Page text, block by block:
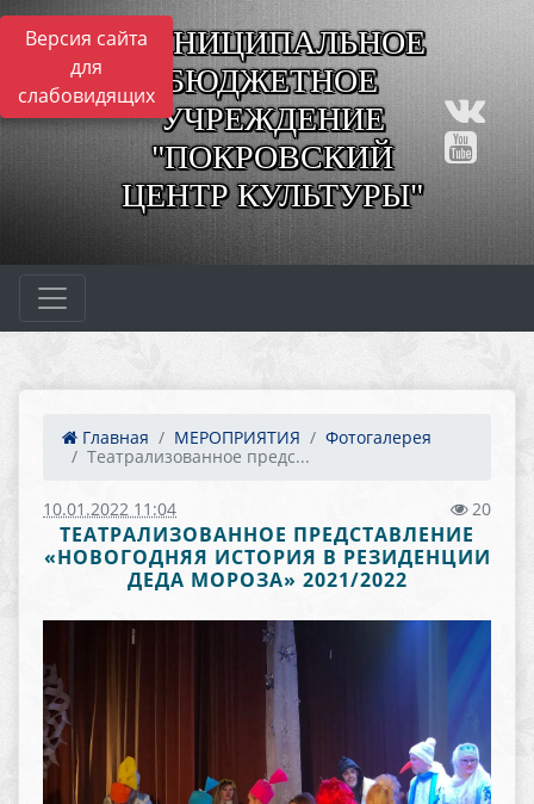
Версия сайта
для
слабовидящих
МУНИЦИПАЛЬНОЕ
БЮДЖЕТНОЕ
УЧРЕЖДЕНИЕ
"ПОКРОВСКИЙ
ЦЕНТР КУЛЬТУРЫ"
Главная МЕРОПРИЯТИЯ
Фотогалерея
Театрализованное предс...
10.01.2022 11:04 20
ТЕАТРАЛИЗОВАННОЕ ПРЕДСТАВЛЕНИЕ
«НОВОГОДНЯЯ ИСТОРИЯ В РЕЗИДЕНЦИИ
ДЕДА МОРОЗА» 2021/2022